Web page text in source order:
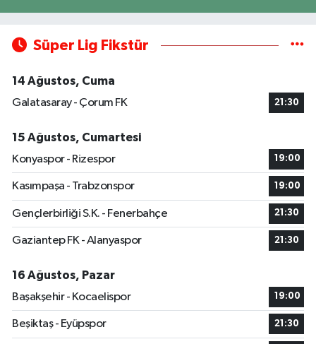
Süper Lig Fikstür
14 Ağustos, Cuma
Galatasaray - Çorum FK
21:30
15 Ağustos, Cumartesi
Konyaspor - Rizespor
19:00
Kasımpaşa - Trabzonspor 19:00
Gençlerbirliği S.K. - Fenerbahçe 21:30
Gaziantep FK - Alanyaspor 21:30
16 Ağustos, Pazar
Başakşehir - Kocaelispor
19:00
Beşiktaş - Eyüpspor 21:30